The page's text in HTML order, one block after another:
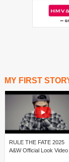
MY FIRST
RULE THE FATE 2025
A&W Official Look Video